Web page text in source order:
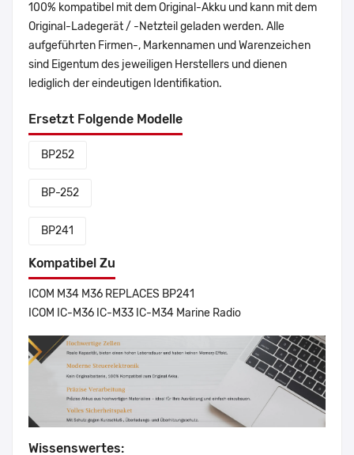
100% kompatibel mit dem Original-Akku und kann mit dem
Original-Ladegerät / -Netzteil geladen werden. Alle
aufgeführten Firmen-, Markennamen und Warenzeichen
sind Eigentum des jeweiligen Herstellers und dienen
lediglich der eindeutigen Identifikation.
Ersetzt Folgende Modelle
BP252
BP-252
BP241
Kompatibel Zu
ICOM M34 M36 REPLACES BP241
ICOM IC-M36 IC-M33 IC-M34 Marine Radio
Wissenswertes: